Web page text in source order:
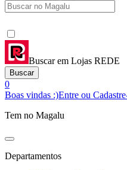
Buscar em Lojas REDE
Buscar
0
Boas vindas :)Entre ou
Tem no Magalu
Departamentos